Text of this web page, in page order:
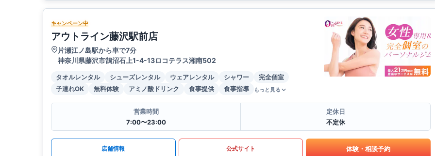
キャンペーン中
アウトライン藤沢駅前店
片瀬江ノ島駅から車で7分
神奈川県藤沢市鵠沼石上1-4-13ロコテラス湘南502
タオルレンタル シューズレンタル ウェアレンタル シャワー
完全個室
子連れOK
無料体験 アミノ酸ドリンク 食事提供 食事指導 もっと見る
営業時間
7:00〜23:00
定休日
不定休
店舗情報 公式サイト 体験・相談予約